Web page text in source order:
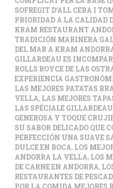
SOFREGIT D’ALL CEBA I
PRIORIDAD A LA CALIDAD
KRAM RESTAURANT
TRADICIÓN MARINERA
DEL MAR A KRAM
GILLARDEAU ES
ROLLS ROYCE DE LAS
EXPERIENCIA
LAS MEJORES PATATAS
VELLA, LAS MEJORES
LAS SPÉCIALE
GENEROSA Y TOQUE
SU SABOR DELICADO QUE
PERFECCIÓN UNA SUAVE
DULCE EN BOCA, LOS
ANDORRA LA VELLA, LOS
DE CARNE EN ANDORRA,
RESTAURANTES DE